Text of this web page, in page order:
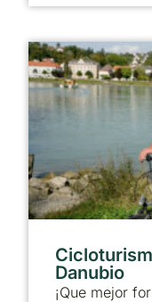
Danubio
¡Que mejor